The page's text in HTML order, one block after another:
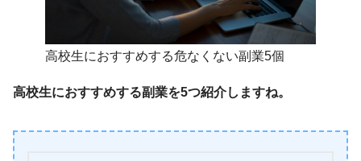
高校生におすすめする危なくない副業5個
高校生におすすめする副業を5つ紹介しますね。